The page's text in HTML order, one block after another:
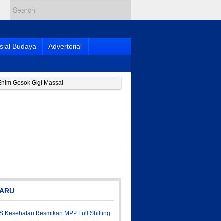
Budaya Advertorial
Gosok Gigi Massal
Kesehatan Resmikan MPP Full Shifting